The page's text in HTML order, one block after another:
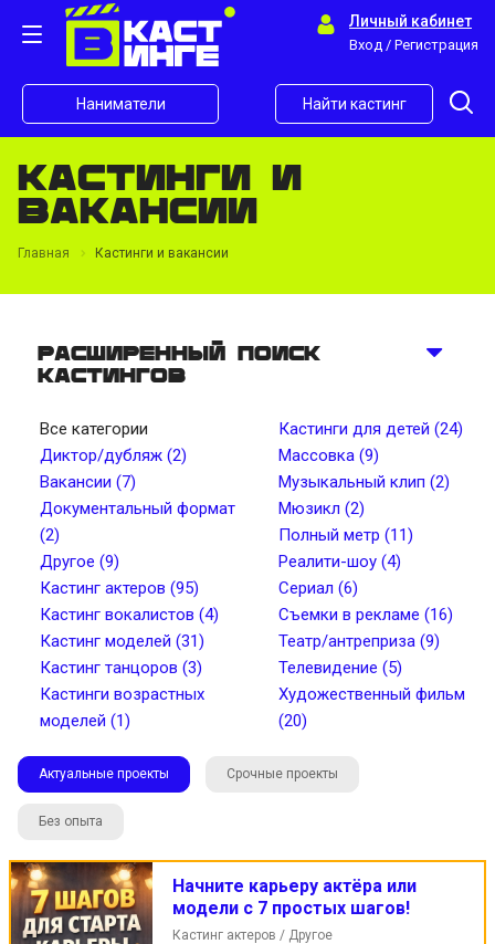
Личный кабинет
Вход / Регистрация
Наниматели Найти кастинг
Кастинги и
вакансии
Главная Кастинги и вакансии
Расширенный поиск
кастингов
Все категории
Диктор/дубляж (2)
Вакансии (7)
Документальный формат
(2)
Другое (9)
Кастинг актеров (95)
Кастинг вокалистов (4)
Кастинг моделей (31)
Кастинг танцоров (3)
Кастинги возрастных
моделей (1)
Кастинги для детей (24)
Массовка (9)
Музыкальный клип (2)
Мюзикл (2)
Полный метр (11)
Реалити-шоу (4)
Сериал (6)
Съемки в рекламе (16)
Театр/антреприза (9)
Телевидение (5)
Художественный фильм
(20)
Актуальные проекты Срочные проекты
Без опыта
Начните карьеру актёра или
модели с 7 простых шагов!
Кастинг актеров / Другое